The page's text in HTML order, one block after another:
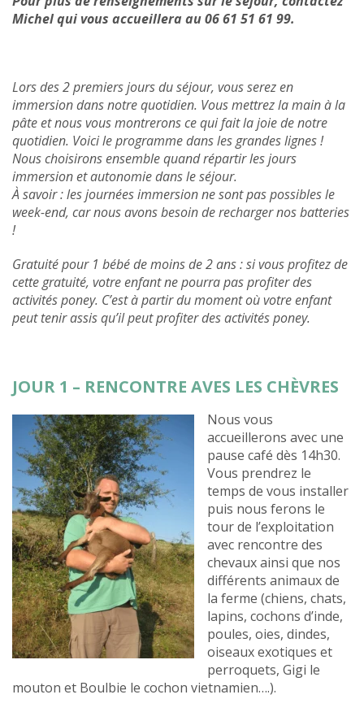
Michel qui vous accueillera au 06 61 51 61 99.
Lors des 2 premiers jours du séjour, vous serez en
immersion dans notre quotidien. Vous mettrez la main à la
pâte et nous vous montrerons ce qui fait la joie de notre
quotidien. Voici le programme dans les grandes lignes !
Nous choisirons ensemble quand répartir les jours
immersion et autonomie dans le séjour.
À savoir : les journées immersion ne sont pas possibles le
week-end, car nous avons besoin de recharger nos batteries
!
Gratuité pour 1 bébé de moins de 2 ans : si vous profitez de
cette gratuité, votre enfant ne pourra pas profiter des
activités poney. C’est à partir du moment où votre enfant
peut tenir assis qu’il peut profiter des activités poney.
JOUR 1 – RENCONTRE AVES LES CHÈVRES
Nous vous
accueillerons avec une
pause café dès 14h30.
Vous prendrez le
temps de vous installer
puis nous ferons le
tour de l’exploitation
avec rencontre des
chevaux ainsi que nos
différents animaux de
la ferme (chiens, chats,
lapins, cochons d’inde,
poules, oies, dindes,
oiseaux exotiques et
perroquets, Gigi le
mouton et Boulbie le cochon vietnamien….).